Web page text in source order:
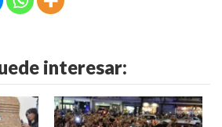
interesar: